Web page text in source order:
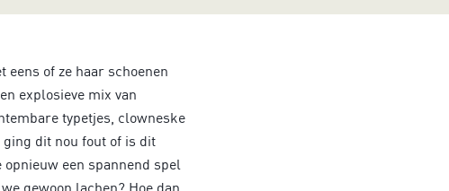
eens of ze haar schoenen
explosieve mix van
typetjes, clowneske
dit nou fout of is dit
een spannend spel
gewoon lachen? Hoe dan